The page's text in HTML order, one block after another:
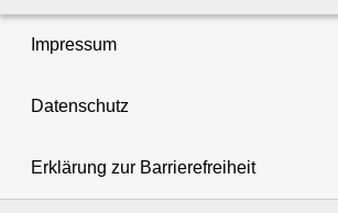
Impressum
Datenschutz
Erklärung zur Barrierefreiheit